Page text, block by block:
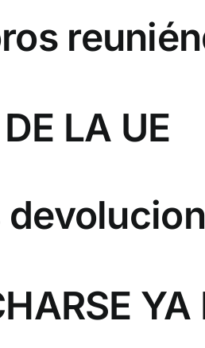
LA UE
YA